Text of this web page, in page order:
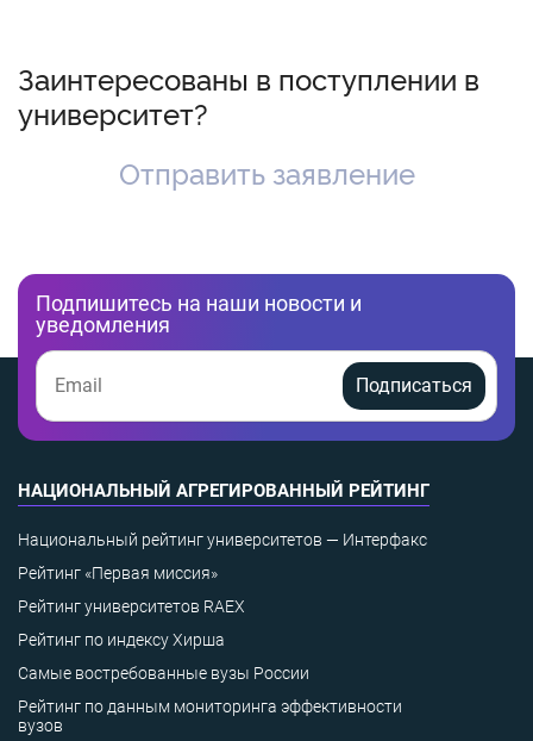
Заинтересованы в поступлении в
университет?
Отправить заявление
Подпишитесь на наши новости и
уведомления
Подписаться
НАЦИОНАЛЬНЫЙ АГРЕГИРОВАННЫЙ РЕЙТИНГ
Национальный рейтинг университетов — Интерфакс
Рейтинг «Первая миссия»
Рейтинг университетов RAEX
Рейтинг по индексу Хирша
Самые востребованные вузы России
Рейтинг по данным мониторинга эффективности
вузов